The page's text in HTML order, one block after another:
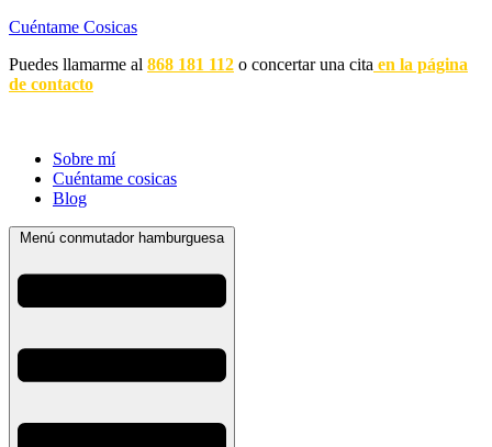
Cuéntame Cosicas
Puedes llamarme al 868 181 112 o concertar una cita en la página
de contacto
Sobre mí
Cuéntame cosicas
Blog
Menú conmutador hamburguesa